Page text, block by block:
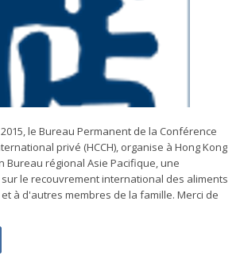
le Bureau Permanent de la Conférence
privé (HCCH), organise à Hong Kong
Bureau régional Asie Pacifique, une
le recouvrement international des aliments
à d'autres membres de la famille. Merci de